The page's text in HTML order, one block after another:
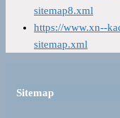
sitemap8.xml
https://www.xn--
sitemap.xml
Sitemap